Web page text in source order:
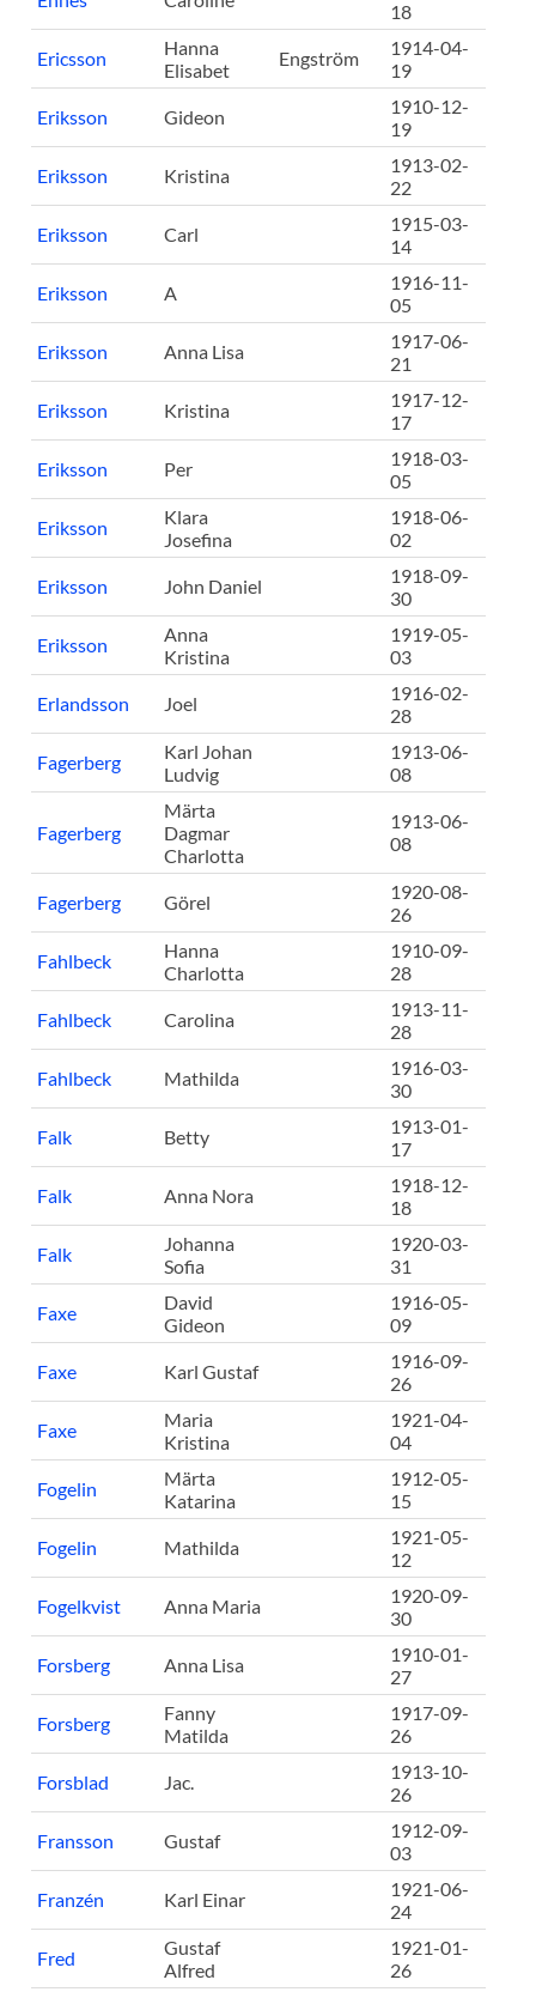
18
Ericsson
Hanna
Elisabet
Engström
1914-04-
19
Eriksson Gideon
1910-12-
19
Eriksson Kristina
1913-02-
22
Eriksson Carl
1915-03-
14
Eriksson A
1916-11-
05
Eriksson Anna Lisa
1917-06-
21
Eriksson Kristina
1917-12-
17
Eriksson Per
1918-03-
05
Eriksson
Klara
Josefina
1918-06-
02
Eriksson John Daniel
1918-09-
30
Eriksson
Anna
Kristina
1919-05-
03
Erlandsson Joel
1916-02-
28
Fagerberg
Karl Johan
Ludvig
1913-06-
08
Fagerberg
Märta
Dagmar
Charlotta
1913-06-
08
Fagerberg Görel
1920-08-
26
Fahlbeck
Hanna
Charlotta
1910-09-
28
Fahlbeck Carolina
1913-11-
28
Fahlbeck Mathilda
1916-03-
30
Falk Betty
1913-01-
17
Falk Anna Nora
1918-12-
18
Falk
Johanna
Sofia
1920-03-
31
Faxe
David
Gideon
1916-05-
09
Faxe Karl Gustaf
1916-09-
26
Faxe
Maria
Kristina
1921-04-
04
Fogelin
Märta
Katarina
1912-05-
15
Fogelin Mathilda
1921-05-
12
Fogelkvist Anna Maria
1920-09-
30
Forsberg Anna Lisa
1910-01-
27
Forsberg
Fanny
Matilda
1917-09-
26
Forsblad Jac.
1913-10-
26
Fransson Gustaf
1912-09-
03
Franzén Karl Einar
1921-06-
24
Fred
Gustaf
Alfred
1921-01-
26